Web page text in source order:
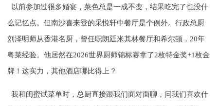
以前参加过很多婚宴，菜色总是一成不变，结果吃完了也没什
么记忆点。但南沙喜来登的采悦轩中餐厅是个例外。行政总厨
刘泽明师从香港名厨，曾任职朗廷米其林餐厅和希尔顿，20年
粤菜经验。他居然在2026世界厨师锦标赛拿了2枚特金奖+1枚金
牌！这实力，其他酒店哪比得上？
我和闺蜜试菜单时，总厨直接跟我们面对面聊，问我们喜欢什